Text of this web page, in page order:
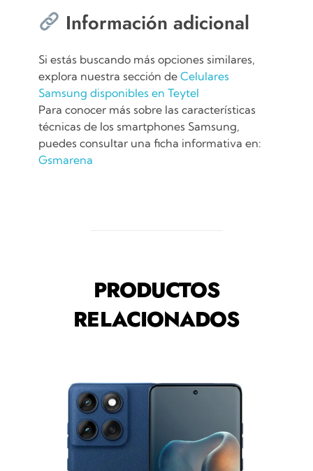
Información adicional
Si estás buscando más opciones similares,
explora nuestra sección de Celulares
Samsung disponibles en Teytel
Para conocer más sobre las características
técnicas de los smartphones Samsung,
puedes consultar una ficha informativa en:
Gsmarena
PRODUCTOS
RELACIONADOS